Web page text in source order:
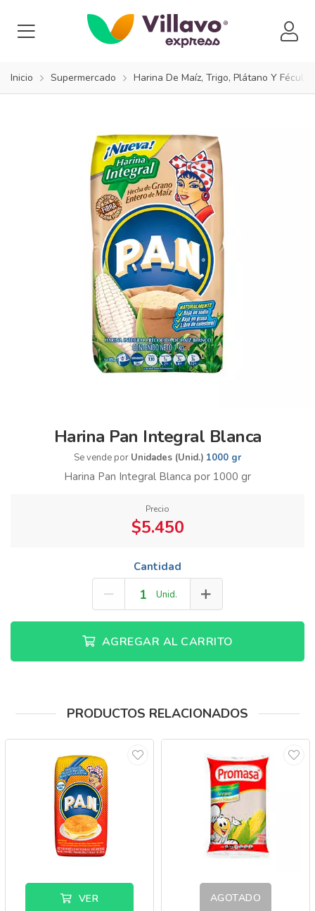
Inicio Supermercado Harina De Maíz, Trigo, Plátano Y Fécula
Harina Pan Integral Blanca
Se vende por Unidades (Unid.) 1000 gr
Harina Pan Integral Blanca por 1000 gr
Precio
$5.450
Cantidad
Unid.
AGREGAR AL CARRITO
PRODUCTOS RELACIONADOS
VER AGOTADO